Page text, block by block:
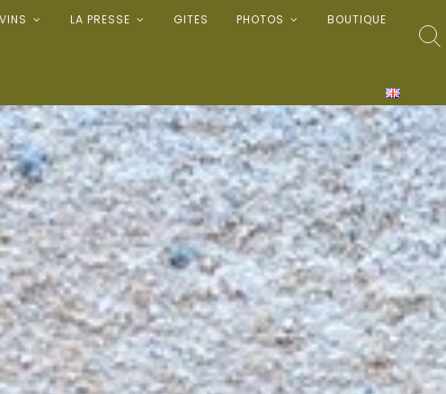
VINS LA PRESSE GITES PHOTOS BOUTIQUE